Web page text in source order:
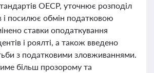
ОЕСР, уточнює розподіл
і посилює обмін податковою
ставки оподаткування
і роялті, а також введено
з податковими зловживаннями.
більш прозорому та